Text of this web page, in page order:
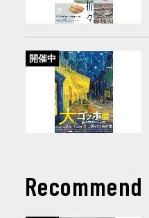
開催中
Recommend